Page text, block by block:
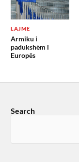
LAJME
Armiku i
padukshëm i
Europës
Search